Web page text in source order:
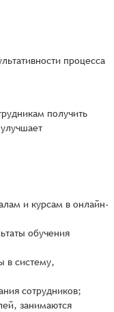
процесса
получить
и курсам в онлайн-
обучения
в систему,
сотрудников;
занимаются